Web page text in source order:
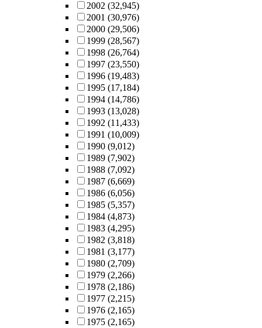
2002 (32,945)
2001 (30,976)
2000 (29,506)
1999 (28,567)
1998 (26,764)
1997 (23,550)
1996 (19,483)
1995 (17,184)
1994 (14,786)
1993 (13,028)
1992 (11,433)
1991 (10,009)
1990 (9,012)
1989 (7,902)
1988 (7,092)
1987 (6,669)
1986 (6,056)
1985 (5,357)
1984 (4,873)
1983 (4,295)
1982 (3,818)
1981 (3,177)
1980 (2,709)
1979 (2,266)
1978 (2,186)
1977 (2,215)
1976 (2,165)
1975 (2,165)